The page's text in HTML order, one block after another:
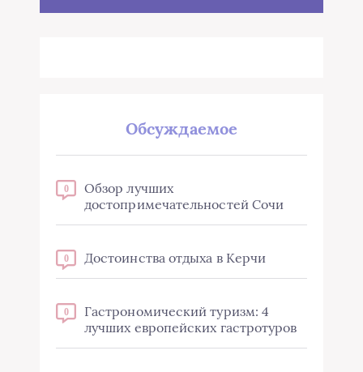
Обсуждаемое
0
Обзор лучших
достопримечательностей Сочи
0 Достоинства отдыха в Керчи
0
Гастрономический туризм: 4
лучших европейских гастротуров